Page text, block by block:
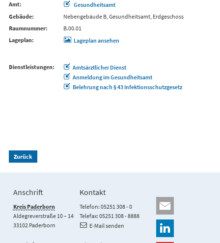
Amt
Gesundheitsamt
Gebäude
Nebengebäude B, Gesundheitsamt, Erdgeschoss
Raumnummer
B.00.01
Lageplan
Lageplan ansehen
Dienstleistungen
Amtsärztlicher Dienst
Anmeldung im Gesundheitsamt
Belehrung nach § 43 Infektionsschutzgesetz
Zurück
Anschrift
Kreis Paderborn
Aldegreverstraße 10 – 14
33102 Paderborn
Kontakt
Telefon: 05251 308 - 0
Telefax: 05251 308 - 8888
E-Mail senden